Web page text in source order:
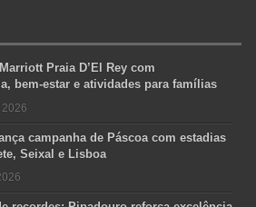
Praia D’El Rey com
bem-estar e atividades para famílias
campanha de Páscoa com estadias
Seixal e Lisboa